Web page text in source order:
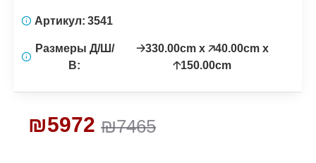
₪7465
₪5972
Артикул: 3541
Размеры Д/Ш/
В:
🡢330.00cm x 🡥40.00cm x
🡡150.00cm